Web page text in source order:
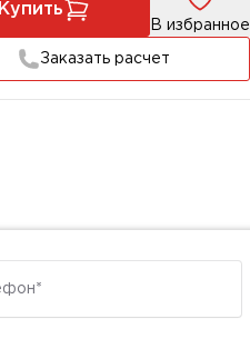
Купить
В избранное
Заказать расчет